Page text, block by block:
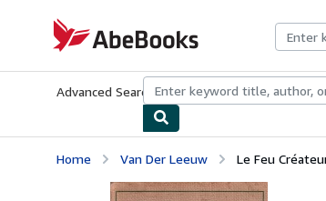
AbeBooks.com
Advanced Search Browse CollectionsRare
Home Van Der Leeuw Le Feu